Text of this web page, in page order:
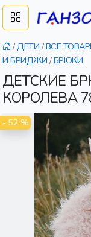
/ДЕТИ /ВСЕ
И БРИДЖИ /БРЮКИ
ДЕТСКИЕ
КОРОЛЕВА
- 52 %